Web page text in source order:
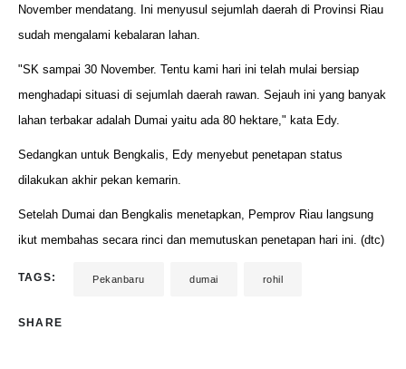
November mendatang. Ini menyusul sejumlah daerah di Provinsi Riau
sudah mengalami kebalaran lahan.
"SK sampai 30 November. Tentu kami hari ini telah mulai bersiap
menghadapi situasi di sejumlah daerah rawan. Sejauh ini yang banyak
lahan terbakar adalah Dumai yaitu ada 80 hektare," kata Edy.
Sedangkan untuk Bengkalis, Edy menyebut penetapan status
dilakukan akhir pekan kemarin.
Setelah Dumai dan Bengkalis menetapkan, Pemprov Riau langsung
ikut membahas secara rinci dan memutuskan penetapan hari ini. (dtc)
TAGS: Pekanbaru dumai rohil
SHARE